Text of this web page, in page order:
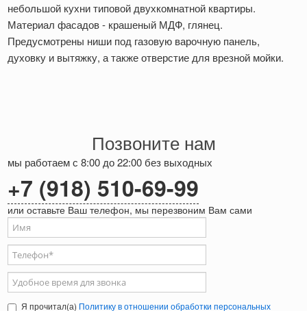
небольшой кухни типовой двухкомнатной квартиры.
Материал фасадов - крашеный МДФ, глянец.
Предусмотрены ниши под газовую варочную панель,
духовку и вытяжку, а также отверстие для врезной мойки.
Позвоните нам
мы работаем с 8:00 до 22:00 без выходных
+7 (918) 510-69-99
или оставьте Ваш телефон, мы перезвоним Вам сами
Ваше имя
Телефон*
Удобное время для звонка
Я прочитал(а) Политику в отношении обработки персональных